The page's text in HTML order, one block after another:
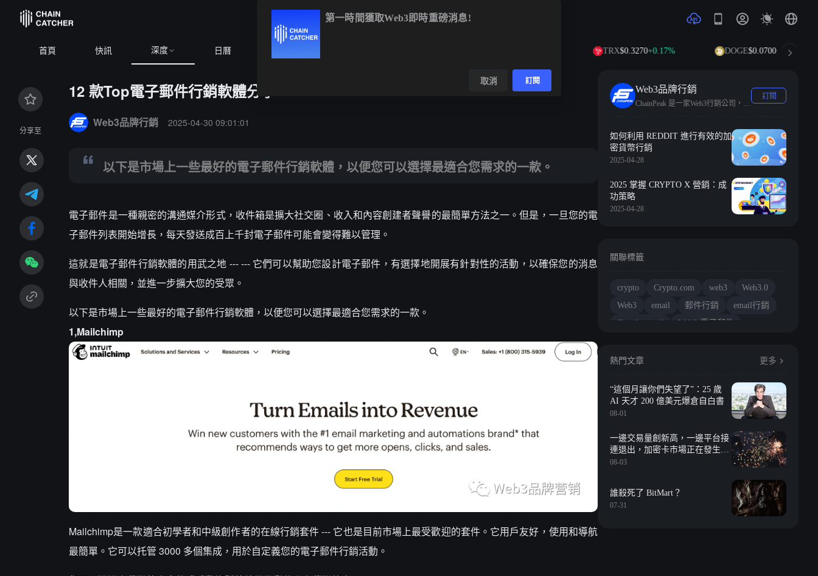
首頁 快訊 深度 日曆
+0.88% ETH$1,909.22 +2.14% BNB TRX$0.3270+0.17% DOGE$0.0700+0.12%
分享至
12 款Top電子郵件行銷軟體分享
Web3品牌行銷 2025-04-30 09:01:01
以下是市場上一些最好的電子郵件行銷軟體，以便您可以選擇最適合您需求的一款。
電子郵件是一種親密的溝通媒介形式，收件箱是擴大社交圈、收入和內容創建者聲譽的最簡單方法之一。但是，一旦您的電
子郵件列表開始增長，每天發送成百上千封電子郵件可能會變得難以管理。
這就是電子郵件行銷軟體的用武之地 --- --- 它們可以幫助您設計電子郵件，有選擇地開展有針對性的活動，以確保您的消息
與收件人相關，並進一步擴大您的受眾。
以下是市場上一些最好的電子郵件行銷軟體，以便您可以選擇最適合您需求的一款。
1,Mailchimp
Mailchimp是一款適合初學者和中級創作者的在線行銷套件 --- 它也是目前市場上最受歡迎的套件。它用戶友好，使用和導航
最簡單。它可以托管 3000 多個集成，用於自定義您的電子郵件行銷活動。
Web3品牌行銷
ChainPeak 是一家Web3行銷公司，專注於透過提供一整套服務來培育和發展初創項目。
訂閱
如何利用 REDDIT 進行有效的加
密貨幣行銷
2025-04-28
2025 掌握 CRYPTO X 營銷：成
功策略
2025-04-28
關聯標籤
crypto Crypto.com web3
Web3.0
Web3
email 郵件行銷
email行銷
Google email
Web3 電子郵件
電子郵件行銷
熱門文章 更多
“這個月讓你們失望了”：25 歲
AI 天才 200 億美元爆倉自白書
08-01
一邊交易量創新高，一邊平台接
連退出，加密卡市場正在發生什
麼？
08-03
誰殺死了 BitMart？
07-31
第一時間獲取Web3即時重磅消息!
取消 訂閱